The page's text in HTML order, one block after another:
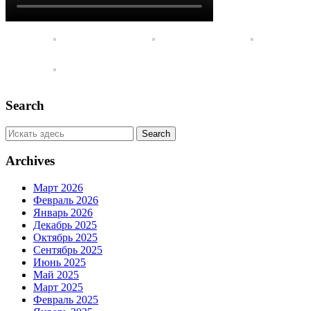
Search
Archives
Март 2026
Февраль 2026
Январь 2026
Декабрь 2025
Октябрь 2025
Сентябрь 2025
Июнь 2025
Май 2025
Март 2025
Февраль 2025